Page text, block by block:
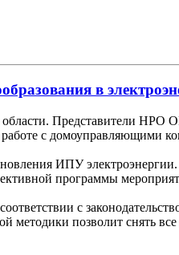
в
Представители НРО
с домоуправляющими
ИПУ
программы
с
позволит снять все